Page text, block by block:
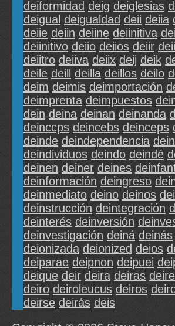
deiformidad deig deiglesias
deigual deigualdad deii deiia
deiie deiin deiine deiinitiva
deiinitivo deiio deiios deiir
deiitro deiiva deiix deij deik
deile deill deilla deillos deilo
deim deimis deimportación
deimprenta deimpuestos
dein deina deinan deinanda
deinccps deincebs deinceps
deinde deindependencia
deindividuos deindo deindé
deinen deiner deines
deinformación deingreso
deinmediato deino deinos
deinstrucción deintegración
deinterés deinversión
deinvestigación deiná deinás
deionizada deionized deios
deiparae deipnon deipuei
deique deir deira deiras
deiro deiroleucus deiros
deirse deirás deis